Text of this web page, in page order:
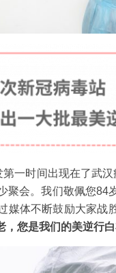
一时间出现在了武
聚会。我们敬佩您
媒体不断鼓励大家
，您是我们的美逆行